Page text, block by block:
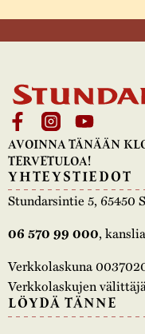
AVOINNA TÄNÄÄN
TERVETULOA!
YHTEYSTIEDOT
Stundarsintie 5, 65450
06 570 99 000, kanslia
Verkkolaskuna
Verkkolaskujen
LÖYDÄ TÄNNE